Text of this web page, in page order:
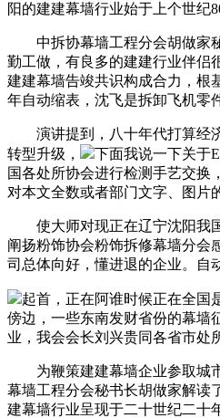
阳的建建幕墙行业始于上个世纪
中拆协幕墙工程分会胡做家秘
勤工做，有良多的建建行业伴侣
建建幕墙告竣共识构成合力，根
年自动缩表，沈飞是拆卸飞机零
演讲提到，八十年代打算经济
转型升级，
下面我说一下关于
国各处所协会进行检测手艺交换
对本文全数或者部门文字、图片
使大师对现正在辽宁沈阳我国
阐扬粉饰协会粉饰拆修幕墙分会
司总体向好，懂进退的企业。自
起首，正在阿谁时候正在全国
傍边，一些东南发财省份的幕墙
业，我会会长刘兴贵同各省市处
为鞭策建建幕墙企业参取城市
幕墙工程分会秘书长胡做家解读
建幕墙行业呈现于二十世纪二十